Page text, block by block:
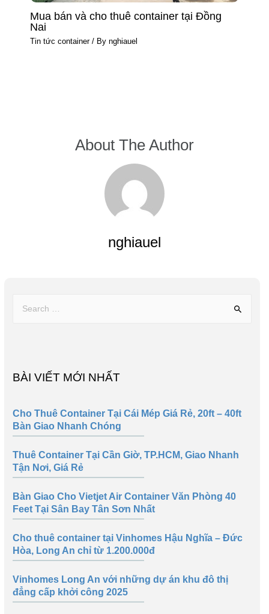
BÀI VIẾT MỚI NHẤT
Cho Thuê Container Tại Cái Mép Giá Rẻ, 20ft – 40ft
Bàn Giao Nhanh Chóng
Thuê Container Tại Cần Giờ, TP.HCM, Giao Nhanh
Tận Nơi, Giá Rẻ
Bàn Giao Cho Vietjet Air Container Văn Phòng 40
Feet Tại Sân Bay Tân Sơn Nhất
Cho thuê container tại Vinhomes Hậu Nghĩa – Đức
Hòa, Long An chỉ từ 1.200.000đ
Vinhomes Long An với những dự án khu đô thị
đẳng cấp khởi công 2025
Mua bán và cho thuê container tại Đồng
Nai
Tin tức container/ Bynghiauel
About The Author
nghiauel